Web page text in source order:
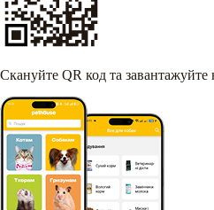
Скануйте QR код та завантажуйте